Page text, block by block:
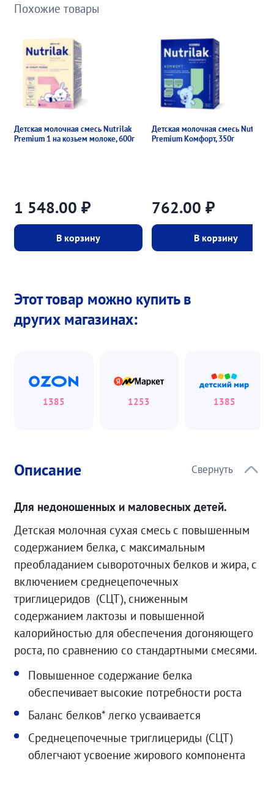
Похожие товары
Детская молочная смесь Nutrilak
Premium 1 на козьем молоке, 600г
1 548.00 ₽
В корзину
Детская молочная смесь Nutrilak
Premium Комфорт, 350г
762.00₽
В корзину
Этот товар можно купить в
других магазинах:
1385 1253 1385
Описание
Для недоношенных и маловесных детей.
Детская молочная сухая смесь с повышенным
содержанием белка, с максимальным
преобладанием сывороточных белков и жира, с
включением среднецепочечных
триглицеридов (СЦТ), сниженным
содержанием лактозы и повышенной
калорийностью для обеспечения догоняющего
роста, по сравнению со стандартными смесями.
Повышенное содержание белка
обеспечивает высокие потребности роста
Баланс белков* легко усваивается
Среднецепочечные триглицериды (СЦТ)
облегчают усвоение жирового компонента